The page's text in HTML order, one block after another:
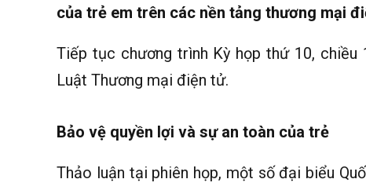
của trẻ em trên các nền tảng thương mại
Tiếp tục chương trình Kỳ họp thứ 10,
Luật Thương mại điện tử.
Bảo vệ quyền lợi và sự an toàn của trẻ
Thảo luận tại phiên họp, một số đại biểu